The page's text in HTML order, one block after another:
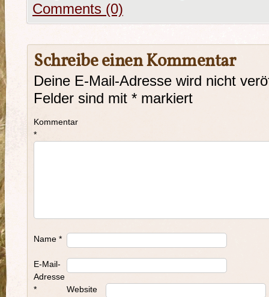
Comments (0)
Schreibe einen Kommentar
Deine E-Mail-Adresse wird nicht
Felder sind mit * markiert
Kommentar
*
Name *
E-Mail-
Adresse
*
Website